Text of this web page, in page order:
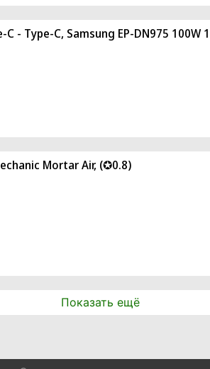
C - Type-C, Samsung EP-DN975
Mortar Air, (✪0.8)
Показать ещё